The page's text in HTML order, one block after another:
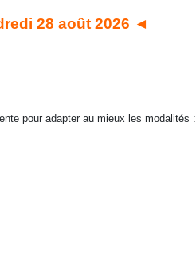
28 août 2026 ◄
pour adapter au mieux les modalités :